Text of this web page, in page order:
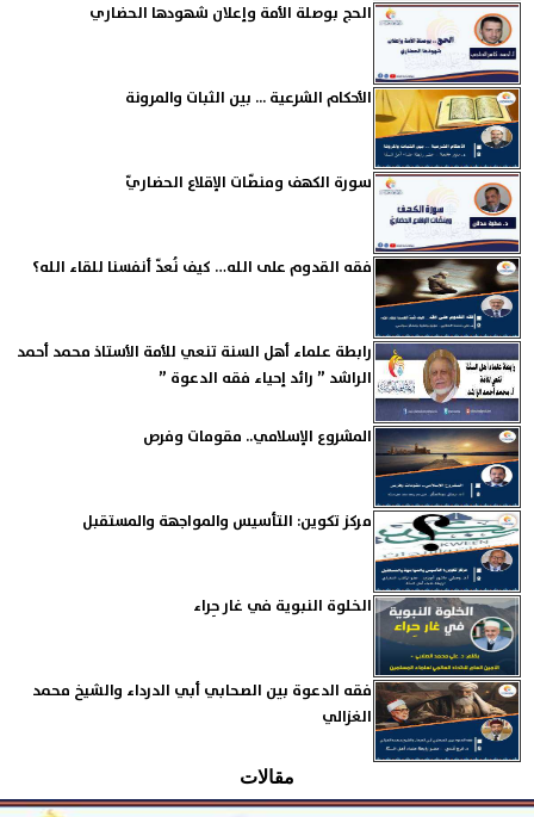
الحج بوصلة الأمة وإعلان شهودها الحضاري
الأحكام الشرعية ... بين الثبات والمرونة
سورة الكهف ومنصّات الإقلاع الحضاريّ
فقه القدوم على الله… كيف نُعدّ أنفسنا للقاء الله؟
رابطة علماء أهل السنة تنعي للأمة الأستاذ محمد أحمد
الراشد ” رائد إحياء فقه الدعوة ”
المشروع الإسلامي.. مقومات وفرص
مركز تكوين: التأسيس والمواجهة والمستقبل
الخلوة النبوية في غار حِراء
فقه الدعوة بين الصحابي أبي الدرداء والشيخ محمد
الغزالي
مقالات